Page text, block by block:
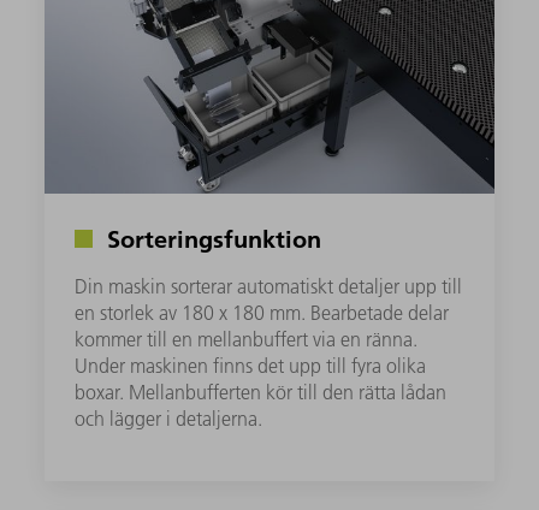
Sorteringsfunktion
Din maskin sorterar automatiskt detaljer upp till
en storlek av 180 x 180 mm. Bearbetade delar
kommer till en mellanbuffert via en ränna.
Under maskinen finns det upp till fyra olika
boxar. Mellanbufferten kör till den rätta lådan
och lägger i detaljerna.